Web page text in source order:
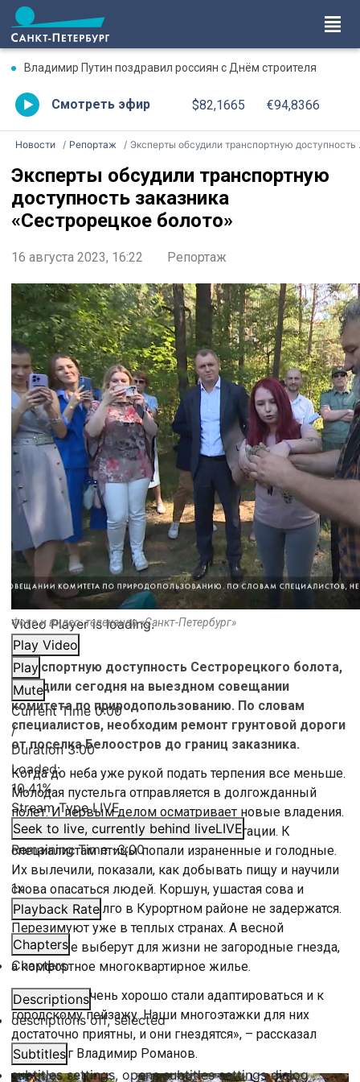
Владимир Путин поздравил россиян с Днём строителя
Смотреть эфир $82,1665 €94,8366
Новости Репортаж Эксперты обсудили транспортную доступность заказника «Сестрорецкое болото»
Эксперты обсудили транспортную
доступность заказника
«Сестрорецкое болото»
16 августа 2023, 16:22 Репортаж
Video Player is loading.
Play Video
Play
Mute
Current Time 0:00
/
Duration3:00
Loaded:
10.41%
Stream TypeLIVE
Seek to live, currently behind liveLIVE
Remaining Time-3:00
1x
Playback Rate
Chapters
Chapters
Descriptions
descriptions off, selected
Subtitles
subtitles settings, opens subtitles settings dialog
Фото и видео: телеканал «Санкт-Петербург»
Транспортную доступность Сестрорецкого болота,
обсудили сегодня на выездном совещании
комитета по природопользованию. По словам
специалистов, необходим ремонт грунтовой дороги
от поселка Белоостров до границ заказника.
Когда до неба уже рукой подать терпения все меньше.
Молодая пустельга отправляется в долгожданный
полет. И первым делом осматривает новые владения.
Пернатые пережили месяцы реабилитации. К
специалистам птицы попали израненные и голодные.
Их вылечили, показали, как добывать пищу и научили
снова опасаться людей. Коршун, ушастая сова и
пустельга надолго в Курортном районе не задержатся.
Перезимуют уже в теплых странах. А весной
некоторые выберут для жизни не загородные гнезда,
а комфортное многоквартирное жилье.
«Пустельги очень хорошо стали адаптироваться и к
городскому пейзажу. Наши многоэтажки для них
достаточно приятны, и они гнездятся», – рассказал
орнитолог Владимир Романов.